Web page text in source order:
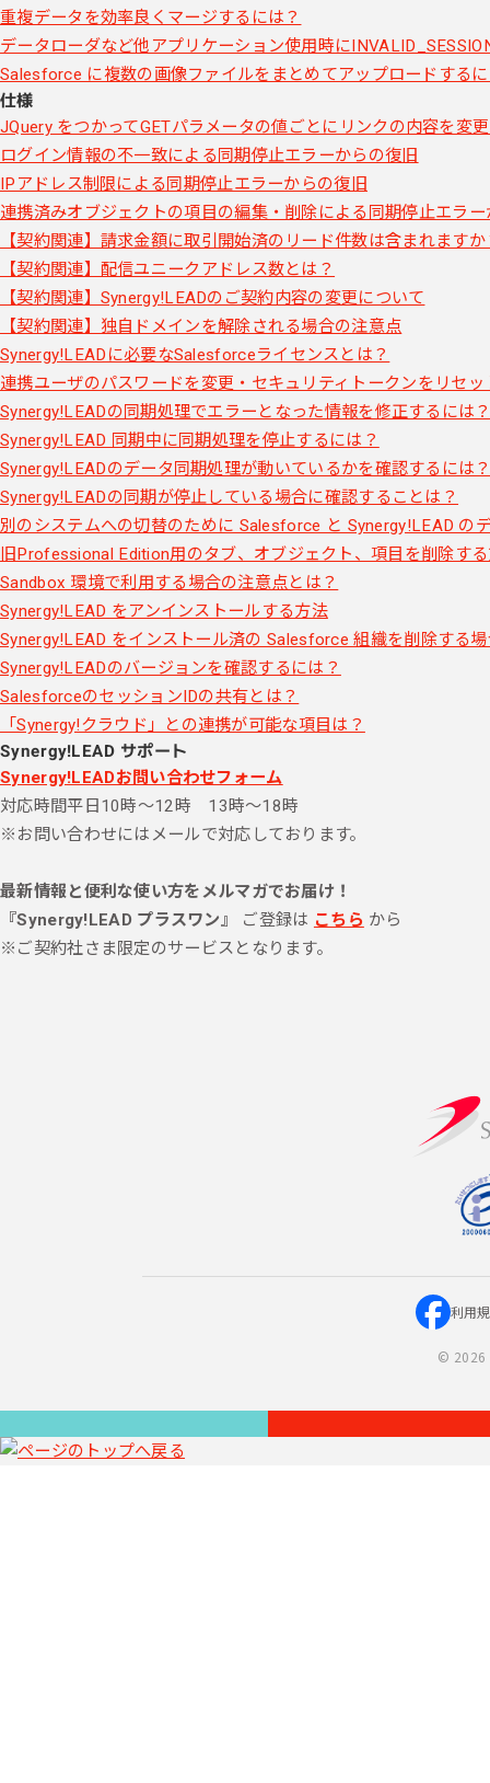
重複データを効率良くマージするには？
データローダなど他アプリケーション使用時に
Salesforce に複数の画像ファイルをまとめてアップロードする
仕様
JQuery をつかってGETパラメータの値ごとにリンクの内容を変
ログイン情報の不一致による同期停止エラーからの復旧
IPアドレス制限による同期停止エラーからの復旧
連携済みオブジェクトの項目の編集・削除による同期停止エラ
【契約関連】請求金額に取引開始済のリード件数は含まれますか
【契約関連】配信ユニークアドレス数とは？
【契約関連】Synergy!LEADのご契約内容の変更について
【契約関連】独自ドメインを解除される場合の注意点
Synergy!LEADに必要なSalesforceライセンスとは？
連携ユーザのパスワードを変更・セキュリティトークンをリセ
Synergy!LEADの同期処理でエラーとなった情報を修正するには
Synergy!LEAD 同期中に同期処理を停止するには？
Synergy!LEADのデータ同期処理が動いているかを確認するには
Synergy!LEADの同期が停止している場合に確認することは？
別のシステムへの切替のために Salesforce と Synergy!LEAD の
旧Professional Edition用のタブ、オブジェクト、項目を削除す
Sandbox 環境で利用する場合の注意点とは？
Synergy!LEAD をアンインストールする方法
Synergy!LEAD をインストール済の Salesforce 組織を削除する
Synergy!LEADのバージョンを確認するには？
SalesforceのセッションIDの共有とは？
「Synergy!クラウド」との連携が可能な項目は？
Synergy!LEAD サポート
Synergy!LEADお問い合わせフォーム
対応時間平日10時～12時 13時～18時
※お問い合わせにはメールで対応しております。
最新情報と便利な使い方をメルマガでお届け！
『Synergy!LEAD プラスワン』
ご登録は こちら から
※ご契約社さま限定のサービスとなります。
利用
© 2026